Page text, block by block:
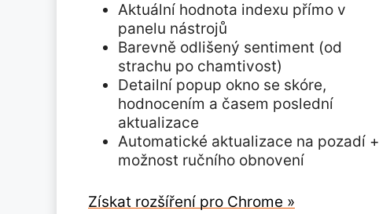
Aktuální hodnota indexu přímo v
panelu nástrojů
Barevně odlišený sentiment (od
strachu po chamtivost)
Detailní popup okno se skóre,
hodnocením a časem poslední
aktualizace
Automatické aktualizace na pozadí +
možnost ručního obnovení
Získat rozšíření pro Chrome »